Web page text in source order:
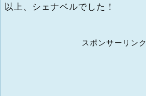
以上、シェナベルでした！
スポンサーリンク